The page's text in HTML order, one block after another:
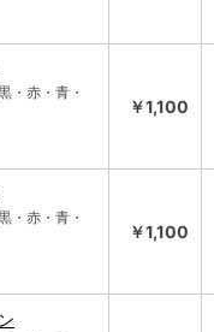
・赤・青・
￥1,100
・赤・青・
￥1,100